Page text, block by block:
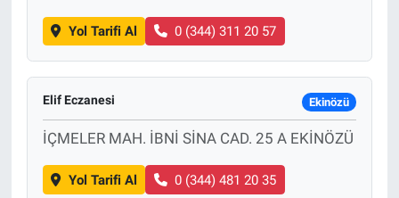
Yol Tarifi Al 0 (344) 311 20 57
Elif Eczanesi Ekinözü
İÇMELER MAH. İBNİ SİNA CAD. 25 A EKİNÖZÜ
Yol Tarifi Al 0 (344) 481 20 35